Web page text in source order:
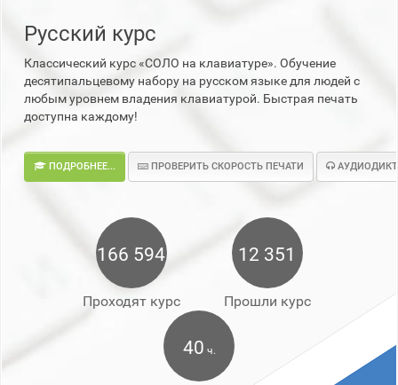
Русский курс
Классический курс «СОЛО на клавиатуре». Обучение
десятипальцевому набору на русском языке для людей с
любым уровнем владения клавиатурой. Быстрая печать
доступна каждому!
ПОДРОБНЕЕ... ПРОВЕРИТЬ СКОРОСТЬ ПЕЧАТИ
166 594
Проходят курс
12 351
Прошли курс
40 ч.